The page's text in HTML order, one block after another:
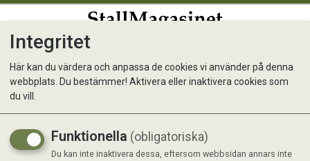
NAF Farrier Solution ProFeet
500 ml
Integritet
Här kan du värdera och anpassa de cookies vi använder på denna
webbplats. Du bestämmer! Aktivera eller inaktivera cookies som
du vill.
Funktionella (obligatoriska)
Du kan inte inaktivera dessa, eftersom webbsidan annars inte